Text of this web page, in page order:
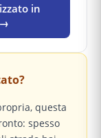
in
questa
spesso